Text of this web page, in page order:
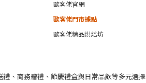
歐客佬官網
歐客佬門市據點
歐客佬精品烘焙坊
、商務贈禮、節慶禮盒與日常品飲等多元選擇